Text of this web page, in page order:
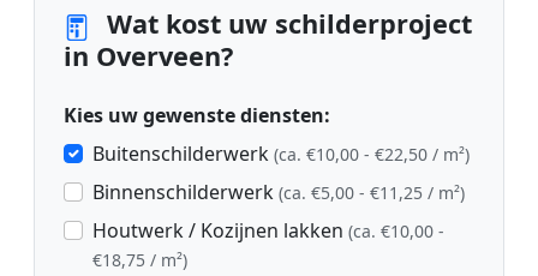
Wat kost uw schilderproject
in Overveen?
Kies uw gewenste diensten:
Buitenschilderwerk (ca. €10,00 - €22,50 / m²)
Binnenschilderwerk (ca. €5,00 - €11,25 / m²)
Houtwerk / Kozijnen lakken (ca. €10,00 -
€18,75 / m²)